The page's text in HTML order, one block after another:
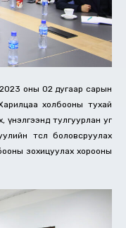
оны 02 дугаар сарын
холбооны тухай
үнэлгээнд тулгуурлан уг
төсөл боловсруулах
зохицуулах хорооны